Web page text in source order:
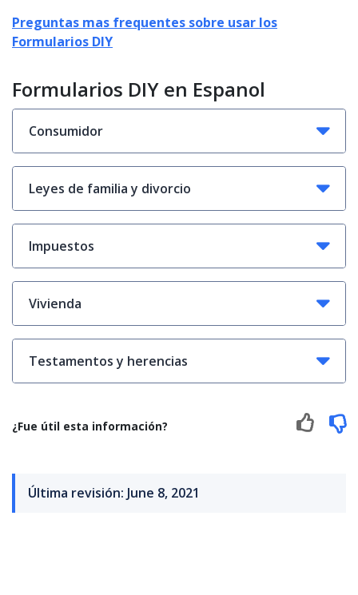
Preguntas mas frequentes sobre usar los
Formularios DIY
Formularios DIY en Espanol
Consumidor
Leyes de familia y divorcio
Impuestos
Vivienda
Testamentos y herencias
¿Fue útil esta información?
Última revisión: June 8, 2021